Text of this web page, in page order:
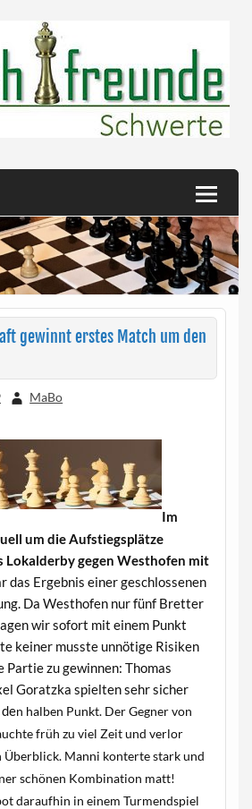
gewinnt erstes Match um den
MaBo
Im
um die Aufstiegsplätze
Lokalderby gegen Westhofen mit
das Ergebnis einer geschlossenen
Da Westhofen nur fünf Bretter
wir sofort mit einem Punkt
keiner musste unnötige Risiken
Partie zu gewinnen: Thomas
Goratzka spielten sehr sicher
n halben Punkt. Der Gegner von
früh zu viel Zeit und verlor
Überblick. Manni konterte stark und
schönen Kombination matt!
daraufhin in einem Turmendspiel